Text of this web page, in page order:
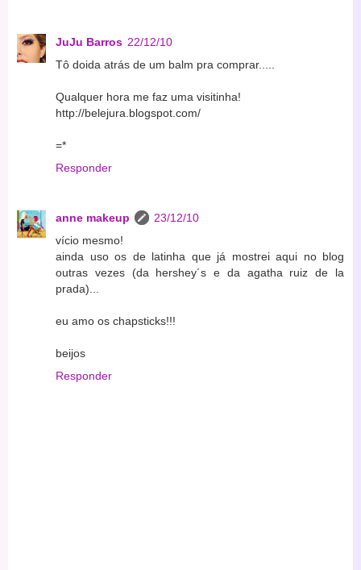
JuJu Barros 22/12/10
Tô doida atrás de um balm pra comprar.....
Qualquer hora me faz uma visitinha!
http://belejura.blogspot.com/
=*
Responder
anne makeup
23/12/10
vício mesmo!
ainda uso os de latinha que já mostrei aqui no blog
outras vezes (da hershey´s e da agatha ruiz de la
prada)...
eu amo os chapsticks!!!
beijos
Responder